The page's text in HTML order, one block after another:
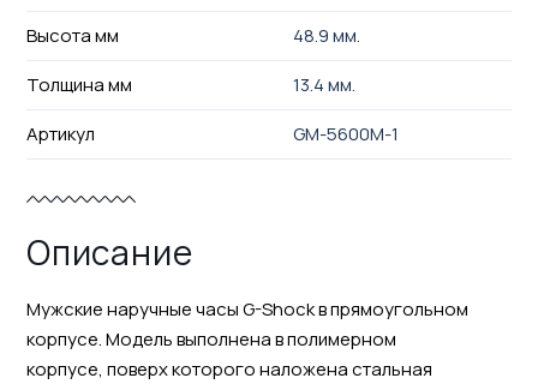
Высота мм
48.9 мм.
Толщина мм
13.4 мм.
Артикул
GM-5600M-1
Описание
Мужские наручные часы G-Shock в прямоугольном
корпусе. Модель выполнена в полимерном
корпусе, поверх которого наложена стальная